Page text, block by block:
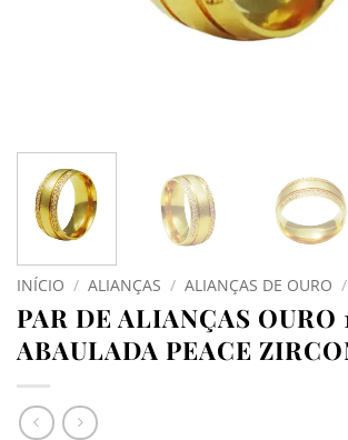
INÍCIO / ALIANÇAS / ALIANÇAS DE OURO /
PAR DE ALIANÇAS OURO
ABAULADA PEACE